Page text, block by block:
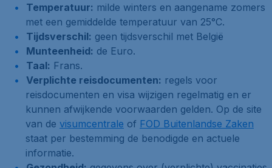
Temperatuur: milde winters en aangename zomers
met een gemiddelde temperatuur van 25°C.
Tijdsverschil: geen tijdsverschil met België
Munteenheid: de Euro.
Taal: Frans.
Verplichte reisdocumenten: regels voor
reisdocumenten en visa wijzigen regelmatig en er
kunnen afwijkende voorwaarden gelden. Op de site
van de visumcentrale of FOD Buitenlandse Zaken
staat per bestemming de benodigde en actuele
informatie.